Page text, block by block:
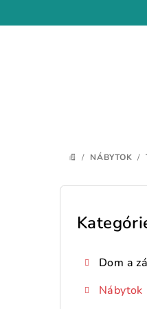
na
DOMOV
/ NÁBYTOK /
B
Preskočiť
Dom a
Nábytok